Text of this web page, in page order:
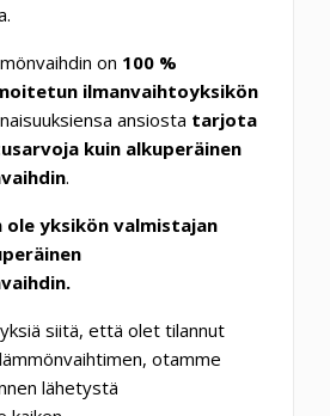
on 100 %
ilmanvaihtoyksikön
ansiosta tarjota
kuin alkuperäinen
.
ole yksikön valmistajan
siitä, että olet tilannut
otamme
lähetystä